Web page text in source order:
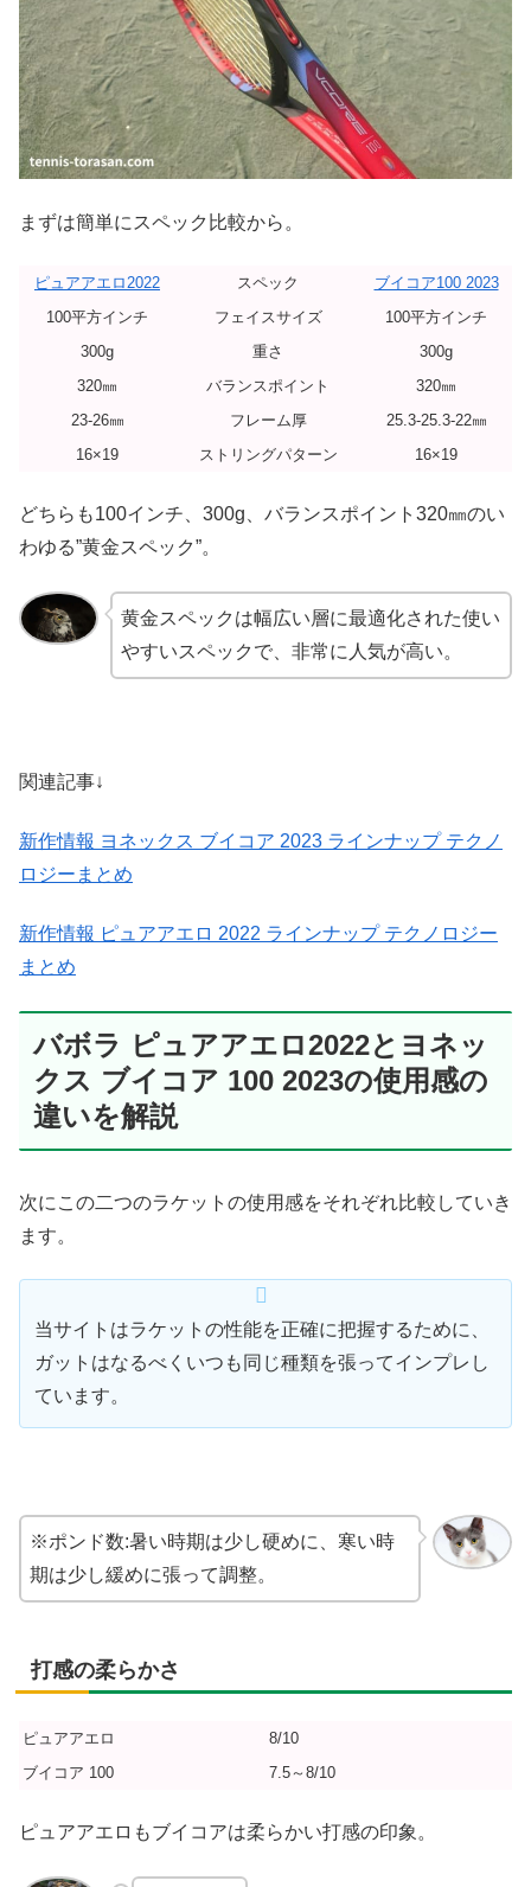
まずは簡単にスペック比較から。
ピュアアエロ2022 スペック
ブイコア100 2023
100平方インチ
フェイスサイズ
100平方インチ
300g
重さ
300g
320㎜
バランスポイント
320㎜
23-26㎜
フレーム厚
25.3-25.3-22㎜
16×19
ストリングパターン 16×19
どちらも100インチ、300g、バランスポイント320㎜のい
わゆる”黄金スペック”。
黄金スペックは幅広い層に最適化された使い
やすいスペックで、非常に人気が高い。
関連記事↓
新作情報 ヨネックス ブイコア 2023 ラインナップ テクノ
ロジーまとめ
新作情報 ピュアアエロ 2022 ラインナップ テクノロジー
まとめ
バボラ ピュアアエロ2022とヨネッ
クス ブイコア 100 2023の使用感の
違いを解説
次にこの二つのラケットの使用感をそれぞれ比較していき
ます。
当サイトはラケットの性能を正確に把握するために、
ガットはなるべくいつも同じ種類を張ってインプレし
ています。
※ポンド数:暑い時期は少し硬めに、寒い時
期は少し緩めに張って調整。
打感の柔らかさ
ピュアアエロ
8/10
ブイコア 100
7.5～8/10
ピュアアエロもブイコアは柔らかい打感の印象。